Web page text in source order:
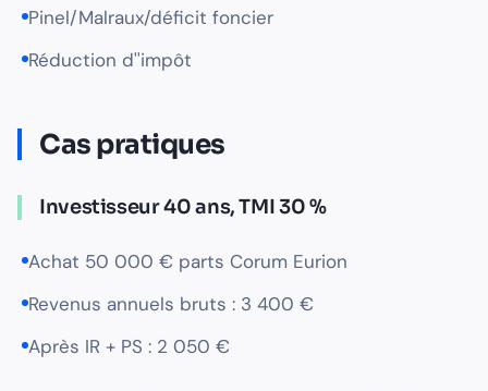
Pinel/Malraux/déficit foncier
Réduction d''impôt
Cas pratiques
Investisseur 40 ans, TMI 30 %
Achat 50 000 € parts Corum Eurion
Revenus annuels bruts : 3 400 €
Après IR + PS : 2 050 €